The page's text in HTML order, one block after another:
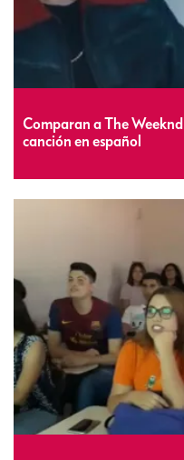
Comparan a The
canción en español